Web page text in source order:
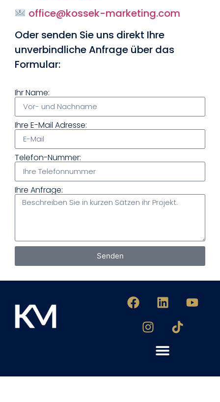
office@kossek-marketing.com
Oder senden Sie uns direkt Ihre
unverbindliche Anfrage über das
Formular:
Ihr Name:
Ihre E-Mail Adresse:
Telefon-Nummer:
Ihre Anfrage:
Senden